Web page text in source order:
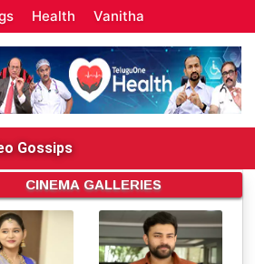
Health Vanitha
Gossips
CINEMA GALLERIES